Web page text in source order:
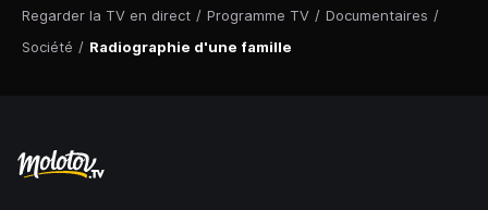
Regarder la TV en direct / Programme TV / Documentaires /
Société / Radiographie d'une famille